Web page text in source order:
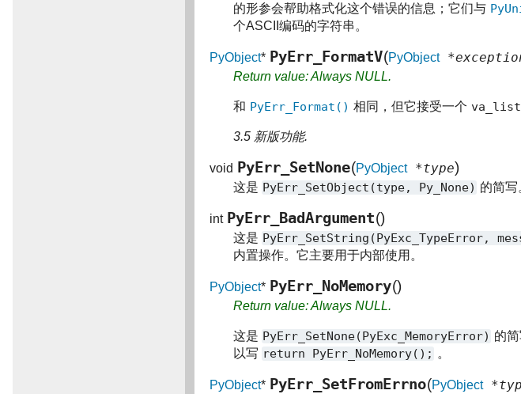
的形参会帮助格式化这个错误的信息；它们与
个ASCII编码的字符串。
PyObject* PyErr_FormatV(PyObject
Return value: Always NULL.
和 PyErr_Format() 相同，但它接受一个 va_list
3.5 新版功能.
void PyErr_SetNone(PyObject*type)
这是 PyErr_SetObject(type, Py_None) 的简写
int PyErr_BadArgument()
这是 PyErr_SetString(PyExc_TypeError,
内置操作。它主要用于内部使用。
PyObject* PyErr_NoMemory()
Return value: Always NULL.
这是 PyErr_SetNone(PyExc_MemoryError) 的
以写 return PyErr_NoMemory(); 。
PyObject* PyErr_SetFromErrno(PyObject